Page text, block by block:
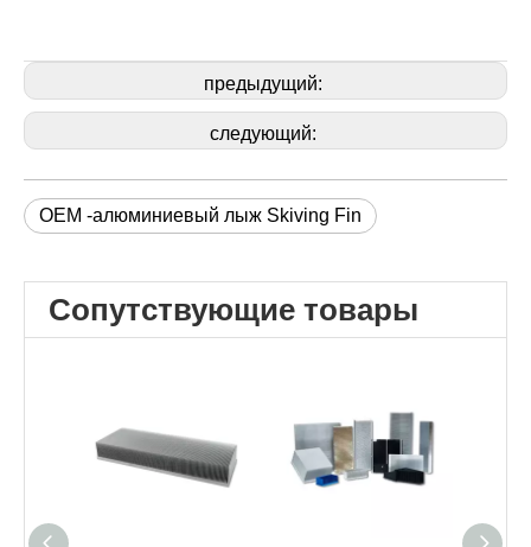
предыдущий:
следующий:
OEM -алюминиевый лыж Skiving Fin
Сопутствующие товары